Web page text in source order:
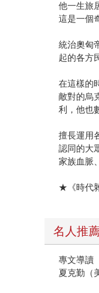
他一生旅
這是一個
統治奧匈
起的各方
在這樣的
敵對的烏
利，他也
擅長運用
認同的大
家族血脈
★《時代
名人推
專文導讀
夏克勤（